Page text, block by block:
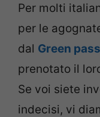
Per molti
per le
dal Green pass
prenotato il
Se voi siete
indecisi, vi